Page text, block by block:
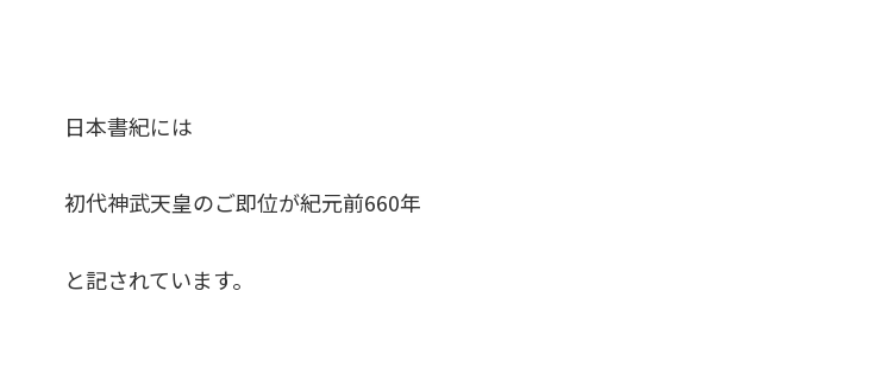
日本書紀には
初代神武天皇のご即位が紀元前660年
と記されています。